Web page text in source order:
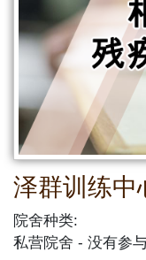
泽群训练中
院舍种类:
私营院舍
没有参